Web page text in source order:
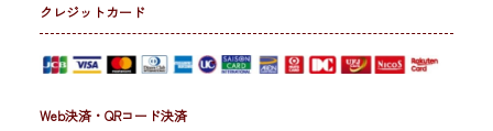
クレジットカード
Web決済・QRコード決済